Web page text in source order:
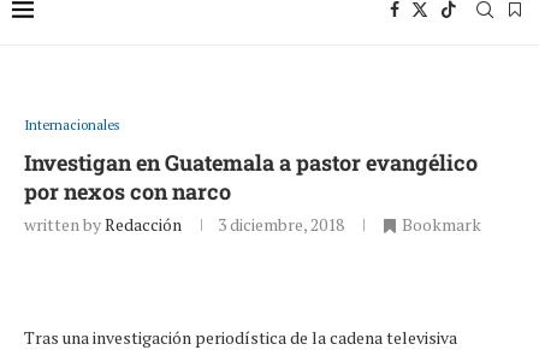
Internacionales
Investigan en Guatemala a pastor evangélico
por nexos con narco
written byRedacción 3 diciembre, 2018 Bookmark
Tras una investigación periodística de la cadena televisiva